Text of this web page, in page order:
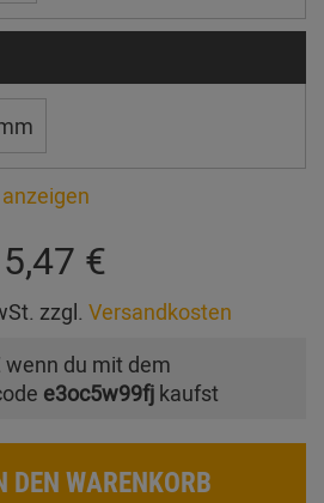
€
zzgl. Versandkosten
wenn du mit dem
e3oc5w99fj kaufst
DEN WARENKORB